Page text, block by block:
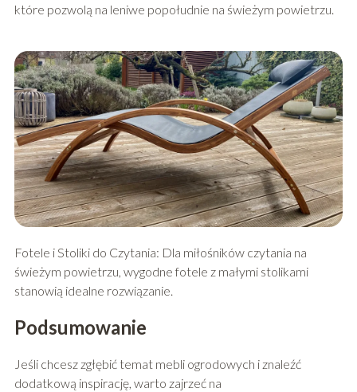
które pozwolą na leniwe popołudnie na świeżym powietrzu.
Fotele i Stoliki do Czytania: Dla miłośników czytania na
świeżym powietrzu, wygodne fotele z małymi stolikami
stanowią idealne rozwiązanie.
Podsumowanie
Jeśli chcesz zgłębić temat mebli ogrodowych i znaleźć
dodatkową inspirację, warto zajrzeć na